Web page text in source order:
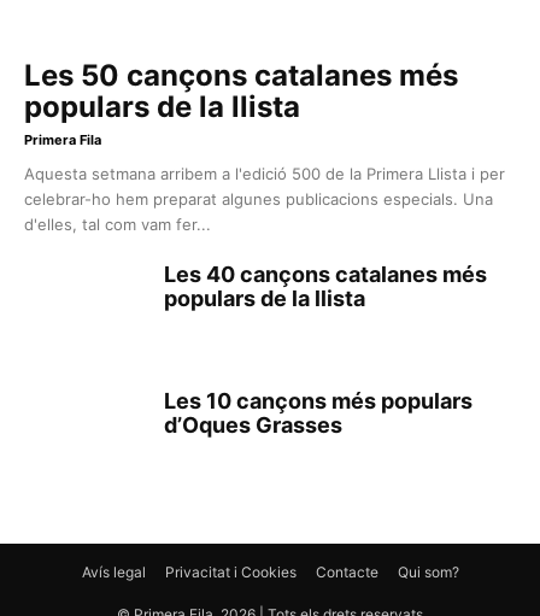
Les 50 cançons catalanes més
populars de la llista
Primera Fila
Aquesta setmana arribem a l'edició 500 de la Primera Llista i per
celebrar-ho hem preparat algunes publicacions especials. Una
d'elles, tal com vam fer...
Les 40 cançons catalanes més
populars de la llista
Les 10 cançons més populars
d’Oques Grasses
Avís legal Privacitat i Cookies Contacte Qui som?